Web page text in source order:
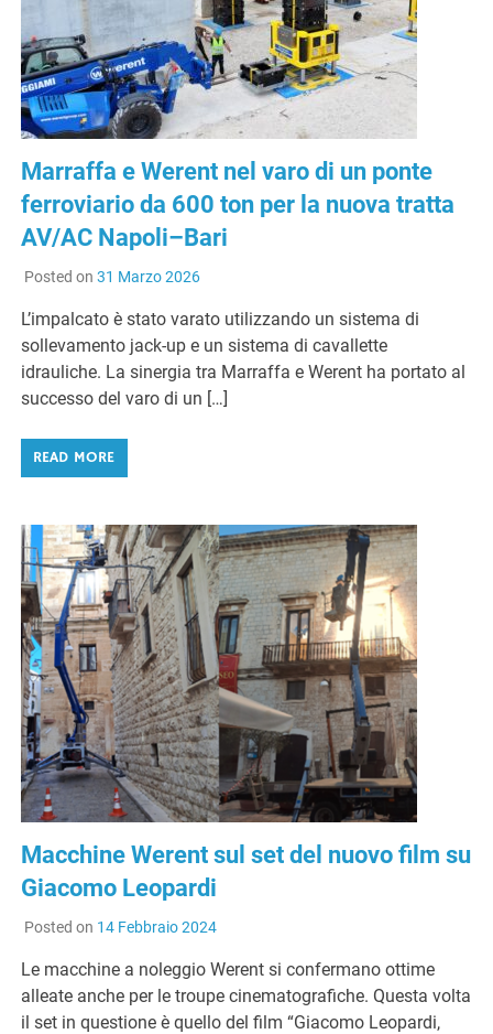
Marraffa e Werent nel varo di un ponte
ferroviario da 600 ton per la nuova tratta
AV/AC Napoli–Bari
Posted on 31 Marzo 2026
L’impalcato è stato varato utilizzando un sistema di
sollevamento jack-up e un sistema di cavallette
idrauliche. La sinergia tra Marraffa e Werent ha portato al
successo del varo di un […]
READ MORE
Macchine Werent sul set del nuovo film su
Giacomo Leopardi
Posted on 14 Febbraio 2024
Le macchine a noleggio Werent si confermano ottime
alleate anche per le troupe cinematografiche. Questa volta
il set in questione è quello del film “Giacomo Leopardi,